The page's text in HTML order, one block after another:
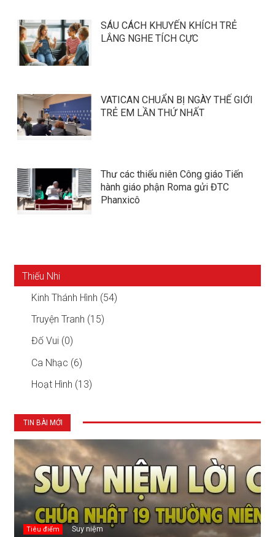
SÁU CÁCH KHUYẾN KHÍCH TRẺ
LẮNG NGHE TÍCH CỰC
VATICAN CHUẨN BỊ NGÀY THẾ GIỚI
TRẺ EM LẦN THỨ NHẤT
Thư các thiếu niên Công giáo Tiến
hành giáo phận Roma gửi ĐTC
Phanxicô
Thiếu Nhi
Kinh Thánh Hình (54)
Truyện Tranh (15)
Đố Vui (0)
Ca Nhạc (6)
Hoạt Hình (13)
TIN BÀI MỚI
Tiêu điểm Suy niệm